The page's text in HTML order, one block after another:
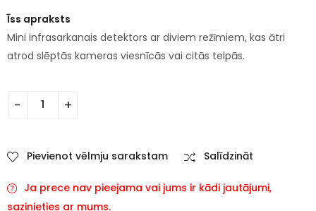
Īss apraksts
Mini infrasarkanais detektors ar diviem režīmiem, kas ātri
atrod slēptās kameras viesnīcās vai citās telpās.
Pievienot vēlmju sarakstam Salīdzināt
Ja prece nav pieejama vai jums ir kādi jautājumi,
sazinieties ar mums.